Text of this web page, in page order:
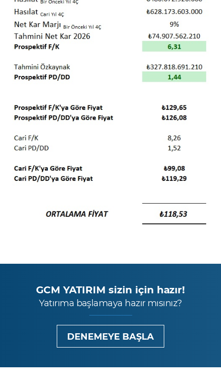
GCM YATIRIM sizin için hazır!
Yatırıma başlamaya hazır mısınız?
DENEMEYE BAŞLA